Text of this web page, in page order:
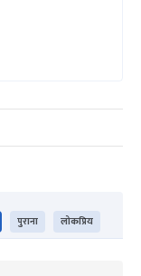
पुराना लोकप्रिय